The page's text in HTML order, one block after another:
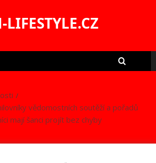
vědomostních soutěží a pořadů
mají šanci projít bez chyby